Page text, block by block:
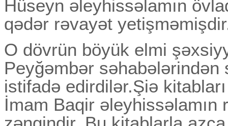
Hüseyn əleyhissəlamın
qədər rəvayət
O dövrün böyük elmi
Peyğəmbər
istifadə edirdilər.Şiə
İmam Baqir